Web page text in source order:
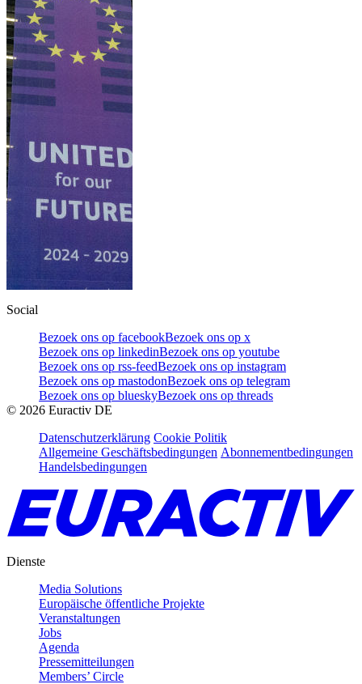
Social
Bezoek ons op facebookBezoek ons op x
Bezoek ons op linkedinBezoek ons op youtube
Bezoek ons op rss-feedBezoek ons op instagram
Bezoek ons op mastodonBezoek ons op telegram
Bezoek ons op blueskyBezoek ons op threads
© 2026 Euractiv DE
Datenschutzerklärung Cookie Politik
Allgemeine Geschäftsbedingungen Abonnementbedingungen
Handelsbedingungen
Dienste
Media Solutions
Europäische öffentliche Projekte
Veranstaltungen
Jobs
Agenda
Pressemitteilungen
Members’ Circle